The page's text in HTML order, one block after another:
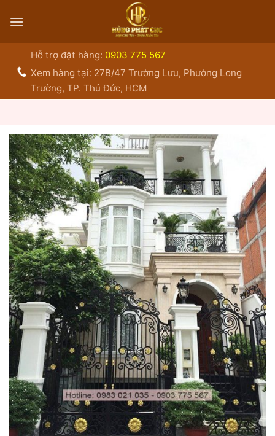
qua
Hỗ trợ đặt hàng: 0903 775 567
Xem hàng tại: 27B/47 Trường Lưu, Phường Long
Trường, TP. Thủ Đức, HCM